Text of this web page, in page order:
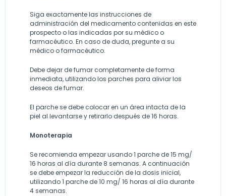
Siga exactamente las instrucciones de
administración del medicamento contenidas en este
prospecto o las indicadas por su médico o
farmacéutico. En caso de duda, pregunte a su
médico o farmacéutico.
Debe dejar de fumar completamente de forma
inmediata, utilizando los parches para aliviar los
deseos de fumar.
El parche se debe colocar en un área intacta de la
piel al levantarse y retirarlo después de 16 horas.
Monoterapia
Se recomienda empezar usando 1 parche de 15 mg/
16 horas al día durante 8 semanas. A continuación
se debe empezar la reducción de la dosis inicial,
utilizando 1 parche de 10 mg/ 16 horas al día durante
4 semanas.